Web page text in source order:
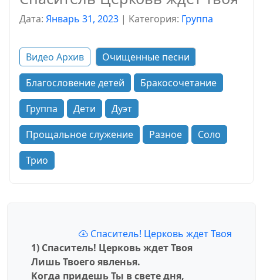
Дата: Январь 31, 2023 | Kатегория: Группа
Видео Архив
Очищенные песни
Благословение детей
Бракосочетание
Группа
Дети
Дуэт
Прощальное служение
Разное
Соло
Трио
Спаситель! Церковь ждет Твоя
1) Спаситель! Церковь ждет Твоя
Лишь Твоего явленья.
Kогда придешь Ты в свете дня,